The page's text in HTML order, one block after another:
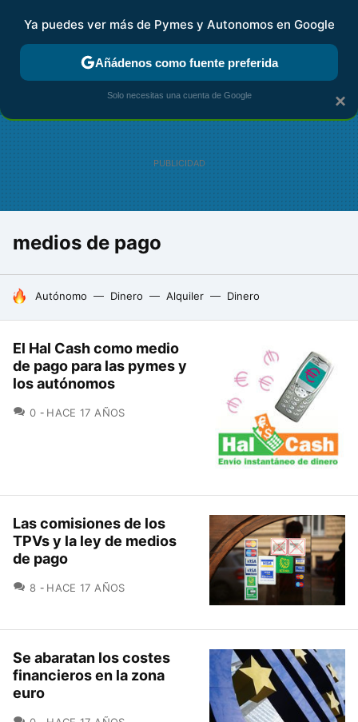
FISCALIDAD Y CONTABILIDAD KIT DIGITAL RENTA
medios de pago
HOY SE HABLA DE
Autónomo Dinero Alquiler Dinero
El Hal Cash como medio
de pago para las pymes y
los autónomos
0 COMENTARIOS
HACE 17 AÑOS
Las comisiones de los
TPVs y la ley de medios
de pago
8 COMENTARIOS
HACE 17 AÑOS
Se abaratan los costes
financieros en la zona
euro
×
Ya puedes ver más de Pymes y Autonomos en Google
Añádenos como fuente preferida
Solo necesitas una cuenta de Google